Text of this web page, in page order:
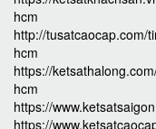
hcm
http://tusatcaocap.com/
hcm
https://
hcm
https://
https://